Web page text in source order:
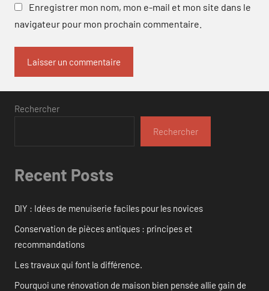
Enregistrer mon nom, mon e-mail et mon site dans le
navigateur pour mon prochain commentaire.
Rechercher
Rechercher
Recent Posts
DIY : Idées de menuiserie faciles pour les novices
Conservation de pièces antiques : principes et
recommandations
Les travaux qui font la différence.
Pourquoi une rénovation de maison bien pensée allie gain de